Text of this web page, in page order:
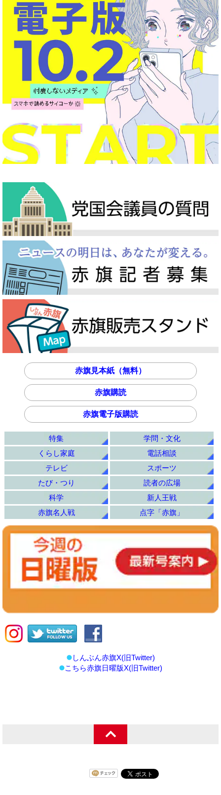
赤旗見本紙（無料）
赤旗購読
赤旗電子版購読
特集
学問・文化
くらし家庭
電話相談
テレビ
スポーツ
たび・つり
読者の広場
科学
新人王戦
赤旗名人戦
点字「赤旗」
しんぶん赤旗X(旧Twitter)
こちら赤旗日曜版X(旧Twitter)